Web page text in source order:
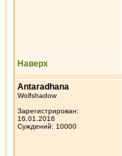
Наверх
Antaradhana
Wolfshadow
Зарегистрирован:
16.01.2016
Суждений: 10000